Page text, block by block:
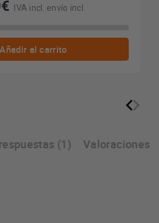
IVA incl. envío incl.
Añadir al carrito
(1) Valoraciones